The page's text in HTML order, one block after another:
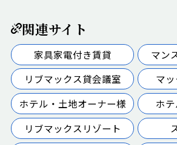
関連サイト
家具家電付き賃貸
マン
リブマックス貸会議室
マ
ホテル・土地オーナー様
ホ
リブマックスリゾート